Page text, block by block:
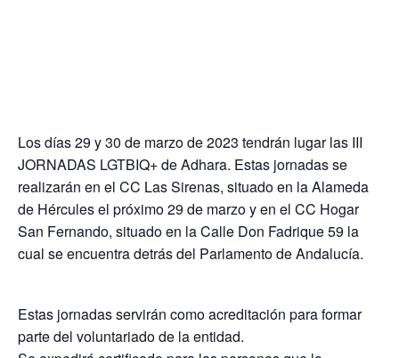
Los días 29 y 30 de marzo de 2023 tendrán lugar las III
JORNADAS LGTBIQ+ de Adhara. Estas jornadas se
realizarán en el CC Las Sirenas, situado en la Alameda
de Hércules el próximo 29 de marzo y en el CC Hogar
San Fernando, situado en la Calle Don Fadrique 59 la
cual se encuentra detrás del Parlamento de Andalucía.
Estas jornadas servirán como acreditación para formar
parte del voluntariado de la entidad.